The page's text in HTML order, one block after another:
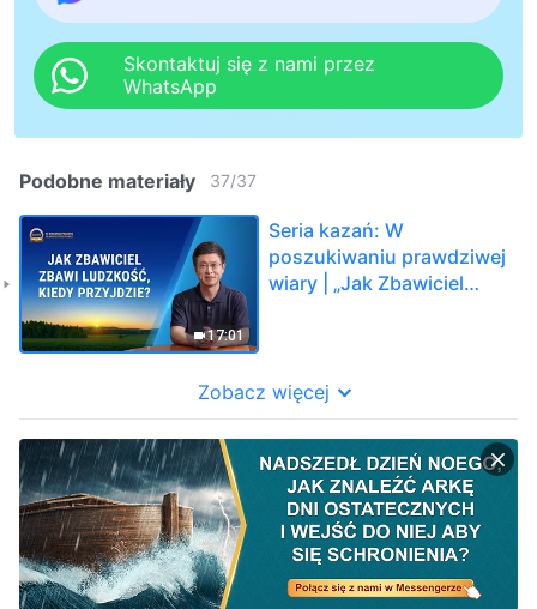
Skontaktuj się z nami przez
WhatsApp
Podobne materiały 37/37
17:01
Seria kazań: W
poszukiwaniu prawdziwej
wiary | „Jak Zbawiciel
Zobacz więcej